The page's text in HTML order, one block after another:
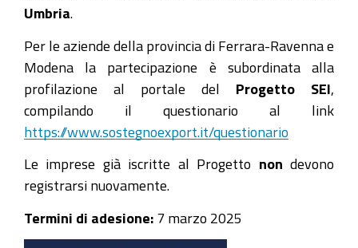
Umbria
Per le aziende della provincia di Ferrara-Ravenna e
Modena la partecipazione è subordinata alla
profilazione al portale del Progetto SEI
compilando il questionario al link
https://www.sostegnoexport.it/questionario
Le imprese già iscritte al Progetto non devono
registrarsi nuovamente.
Termini di adesione: 7 marzo 2025